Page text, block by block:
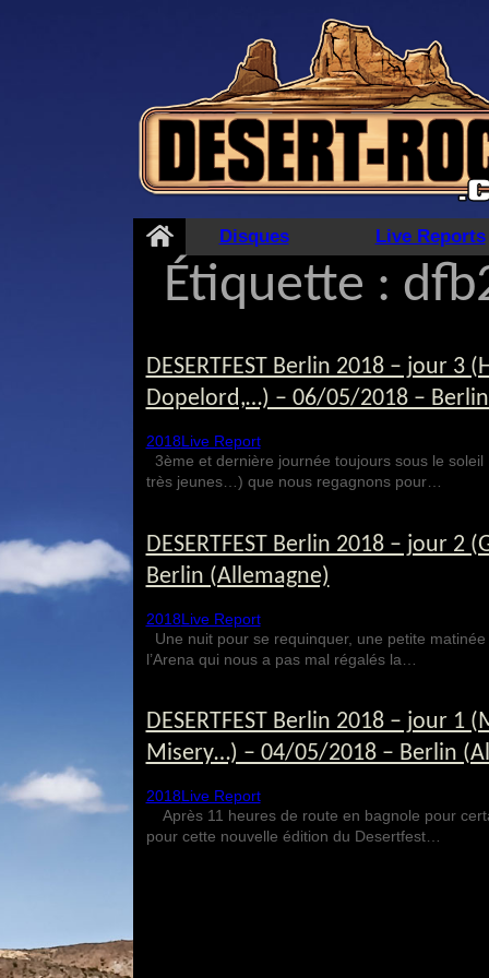
Disques Live Reports
Étiquette :
DESERTFEST Berlin 2018 – jour 3
Dopelord,…) – 06/05/2018 –
2018Live Report
3ème et dernière journée toujours sous le
très jeunes…) que nous regagnons pour…
DESERTFEST Berlin 2018 – jour
Berlin (Allemagne)
2018Live Report
Une nuit pour se requinquer, une petite
l’Arena qui nous a pas mal régalés la…
DESERTFEST Berlin 2018 – jour
Misery…) – 04/05/2018 – Berlin
2018Live Report
Après 11 heures de route en bagnole pour
pour cette nouvelle édition du Desertfest…